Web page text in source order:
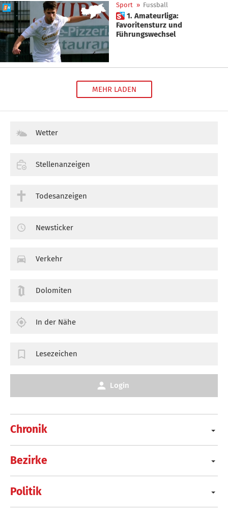
Sport » Fussball
 1. Amateurliga:
Favoritensturz und
Führungswechsel
MEHR LADEN
Chronik
Bezirke
Politik
Wetter
Stellenanzeigen
Todesanzeigen
Newsticker
Verkehr
Dolomiten
In der Nähe
Lesezeichen
Login